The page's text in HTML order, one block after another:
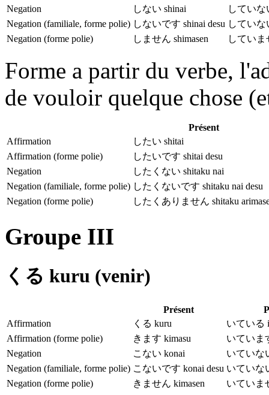
Negation しない shinai
していな
Negation (familiale, forme polie) しないです shinai desu していな
Negation (forme polie)
しません shimasen していま
Forme a partir du verbe,
de vouloir quelque chose
Présent
Affirmation
したい shitai
Affirmation (forme polie)
したいです shitai desu
Negation
したくない shitaku nai
Negation (familiale, forme polie) したくないです shitaku nai desu
Negation (forme polie)
したくありません shitaku
Groupe III
くる kuru (venir)
Présent
Affirmation
くる kuru
いている
Affirmation (forme polie)
きます kimasu
いていま
Negation
こない konai
いていな
Negation (familiale, forme polie) こないです konai desu いていな
Negation (forme polie)
きません kimasen いていま